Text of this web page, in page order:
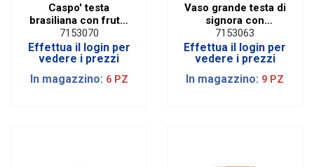
Caspo' testa
brasiliana con frutta
bianca H 20 cm
7153070
Effettua il login per
vedere i prezzi
In magazzino: 6 PZ
Vaso grande testa di
signora con
orecchini H 28 cm
7153063
Effettua il login per
vedere i prezzi
In magazzino: 9 PZ